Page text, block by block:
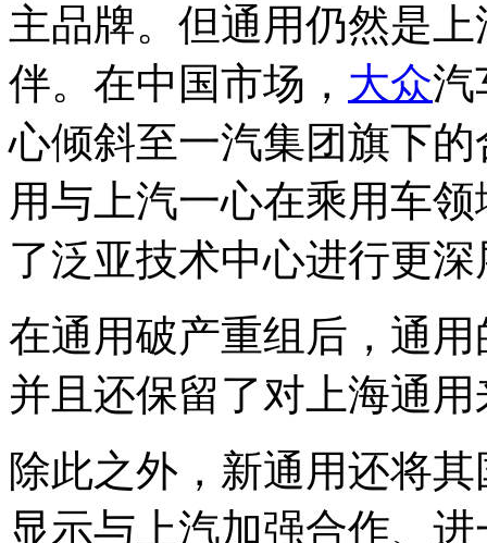
主品牌。但通用仍然是
伴。在中国市场， 大众汽
心倾斜至一汽集团旗下
用与上汽一心在乘用车
了泛亚技术中心进行更
在通用破产重组后，通
并且还保留了对上海通
除此之外，新通用还将
显示与上汽加强合作、